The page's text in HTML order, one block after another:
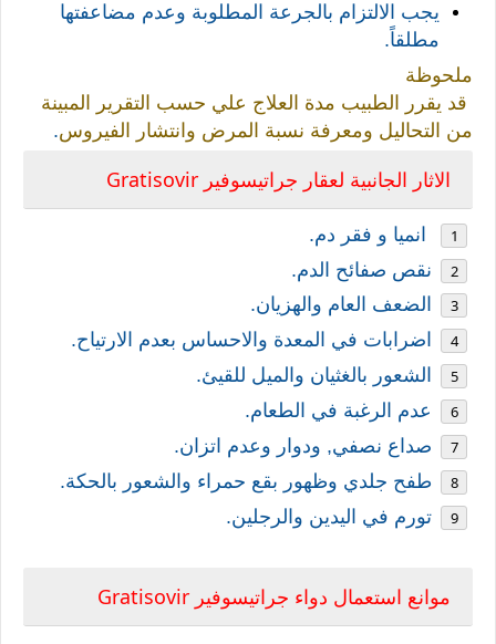
يجب الالتزام بالجرعة المطلوبة وعدم مضاعفتها
مطلقاً.
ملحوظة
قد يقرر الطبيب مدة العلاج علي حسب التقرير المبينة
من التحاليل ومعرفة نسبة المرض وانتشار الفيروس.
الاثار الجانبية لعقار جراتيسوفير Gratisovir
انميا و فقر دم.
نقص صفائح الدم.
الضعف العام والهزيان.
اضرابات في المعدة والاحساس بعدم الارتياح.
الشعور بالغثيان والميل للقيئ.
عدم الرغبة في الطعام.
صداع نصفي, ودوار وعدم اتزان.
طفح جلدي وظهور بقع حمراء والشعور بالحكة.
تورم في اليدين والرجلين.
موانع استعمال دواء جراتيسوفير Gratisovir